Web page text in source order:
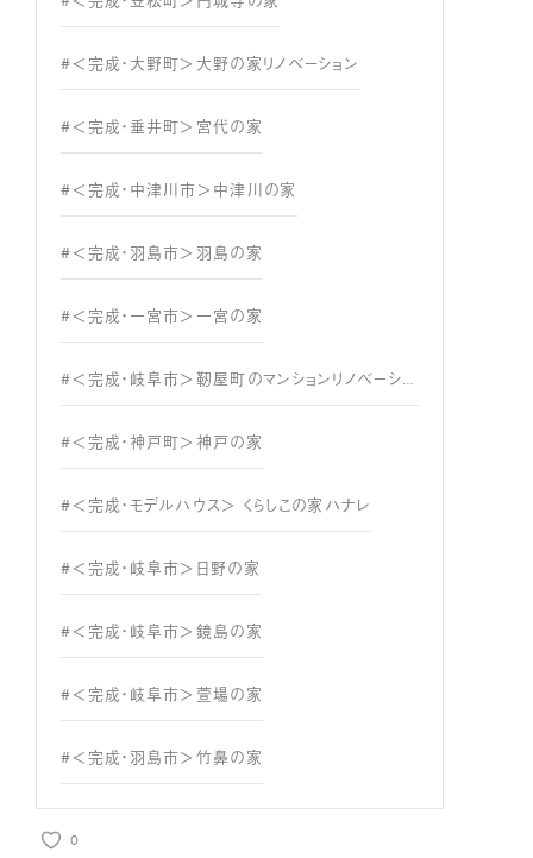
#＜完成・大野町＞大野の家リノベーション
#＜完成・垂井町＞宮代の家
#＜完成・中津川市＞中津川の家
#＜完成・羽島市＞羽島の家
#＜完成・一宮市＞一宮の家
#＜完成・岐阜市＞靭屋町のマンションリノベーション
#＜完成・神戸町＞神戸の家
#＜完成・モデルハウス＞ くらしこの家ハナレ
#＜完成・岐阜市＞日野の家
#＜完成・岐阜市＞鏡島の家
#＜完成・岐阜市＞萱場の家
#＜完成・羽島市＞竹鼻の家
0